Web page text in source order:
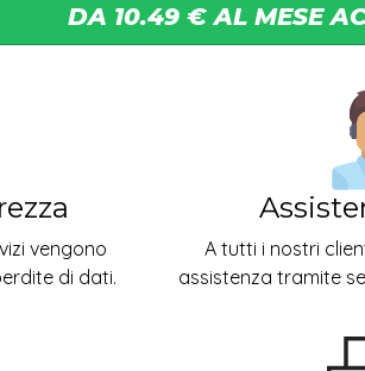
DA 10.49 € AL MESE
vengono
di dati.
A tutti i nostri
assistenza tramite